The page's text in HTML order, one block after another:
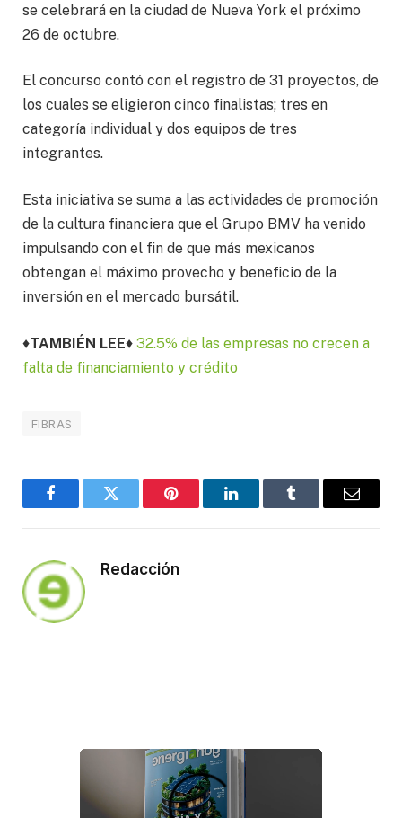
se celebrará en la ciudad de Nueva York el próximo
26 de octubre.
El concurso contó con el registro de 31 proyectos, de
los cuales se eligieron cinco finalistas; tres en
categoría individual y dos equipos de tres
integrantes.
Esta iniciativa se suma a las actividades de promoción
de la cultura financiera que el Grupo BMV ha venido
impulsando con el fin de que más mexicanos
obtengan el máximo provecho y beneficio de la
inversión en el mercado bursátil.
♦TAMBIÉN LEE♦ 32.5% de las empresas no crecen a
falta de financiamiento y crédito
FIBRAS
FacebookTwitter Pinterest LinkedInTumblr Email
Redacción